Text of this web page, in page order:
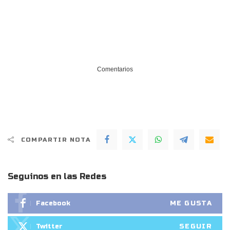
Comentarios
COMPARTIR NOTA
Seguinos en las Redes
Facebook ME GUSTA
Twitter SEGUIR